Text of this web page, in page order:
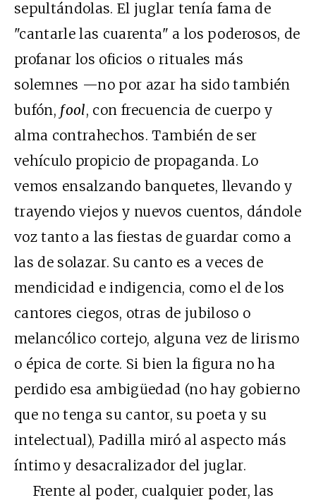
sepultándolas. El juglar tenía fama de
"cantarle las cuarenta" a los poderosos, de
profanar los oficios o rituales más
solemnes —no por azar ha sido también
bufón, fool, con frecuencia de cuerpo y
alma contrahechos. También de ser
vehículo propicio de propaganda. Lo
vemos ensalzando banquetes, llevando y
trayendo viejos y nuevos cuentos, dándole
voz tanto a las fiestas de guardar como a
las de solazar. Su canto es a veces de
mendicidad e indigencia, como el de los
cantores ciegos, otras de jubiloso o
melancólico cortejo, alguna vez de lirismo
o épica de corte. Si bien la figura no ha
perdido esa ambigüedad (no hay gobierno
que no tenga su cantor, su poeta y su
intelectual), Padilla miró al aspecto más
íntimo y desacralizador del juglar.
Frente al poder, cualquier poder, las